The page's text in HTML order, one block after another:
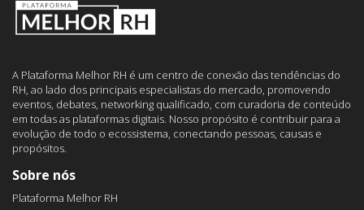
A Plataforma Melhor RH é um centro de conexão das tendências do
RH, ao lado dos principais especialistas do mercado, promovendo
eventos, debates, networking qualificado, com curadoria de conteúdo
em todas as plataformas digitais. Nosso propósito é contribuir para a
evolução de todo o ecossistema, conectando pessoas, causas e
propósitos.
Sobre nós
Plataforma Melhor RH